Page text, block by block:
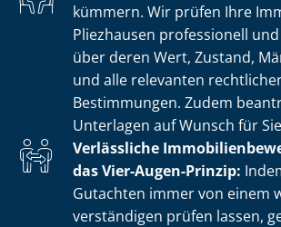
kümmern. Wir prüfen Ihre
Pliezhausen professionell
über deren Wert, Zustand,
und alle relevanten
Bestimmungen. Zudem
Unterlagen auf Wunsch für
Verlässliche
das Vier-Augen-Prinzip:
Gutachten immer von einem
ver­stän­di­gen prüfen lassen,